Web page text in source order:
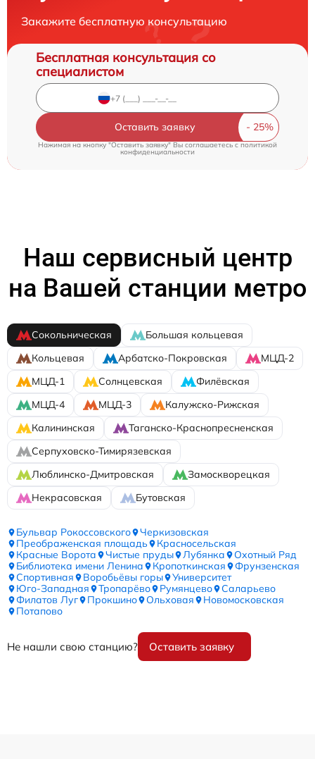
Закажите бесплатную консультацию
Бесплатная консультация со
специалистом
Оставить заявку
Нажимая на кнопку "Оставить заявку" Вы соглашаетесь cполитикой
конфиденциальности
Наш сервисный центр
на Вашей станции метро
Сокольническая
Большая кольцевая
Кольцевая
Арбатско-Покровская
МЦД-2
МЦД-1
Солнцевская
Филёвская
МЦД-4
МЦД-3
Калужско-Рижская
Калининская
Таганско-Краснопресненская
Серпуховско-Тимирязевская
Люблинско-Дмитровская
Замоскворецкая
Некрасовская
Бутовская
Бульвар Рокоссовского
Черкизовская
Преображенская площадь
Красносельская
Красные Ворота
Чистые пруды Лубянка
Охотный Ряд
Библиотека имени Ленина
Кропоткинская
Фрунзенская
Спортивная
Воробьёвы горы
Университет
Юго-Западная
Тропарёво Румянцево
Саларьево
Филатов Луг
Прокшино Ольховая
Новомосковская
Потапово
Не нашли свою станцию? Оставить заявку